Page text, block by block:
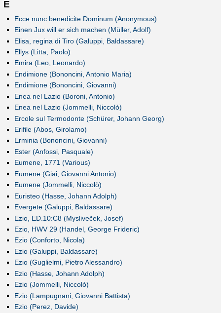
E
Ecce nunc benedicite Dominum (Anonymous)
Einen Jux will er sich machen (Müller, Adolf)
Elisa, regina di Tiro (Galuppi, Baldassare)
Ellys (Litta, Paolo)
Emira (Leo, Leonardo)
Endimione (Bononcini, Antonio Maria)
Endimione (Bononcini, Giovanni)
Enea nel Lazio (Boroni, Antonio)
Enea nel Lazio (Jommelli, Niccolò)
Ercole sul Termodonte (Schürer, Johann Georg)
Erifile (Abos, Girolamo)
Erminia (Bononcini, Giovanni)
Ester (Anfossi, Pasquale)
Eumene, 1771 (Various)
Eumene (Giai, Giovanni Antonio)
Eumene (Jommelli, Niccolò)
Euristeo (Hasse, Johann Adolph)
Evergete (Galuppi, Baldassare)
Ezio, ED.10:C8 (Mysliveček, Josef)
Ezio, HWV 29 (Handel, George Frideric)
Ezio (Conforto, Nicola)
Ezio (Galuppi, Baldassare)
Ezio (Guglielmi, Pietro Alessandro)
Ezio (Hasse, Johann Adolph)
Ezio (Jommelli, Niccolò)
Ezio (Lampugnani, Giovanni Battista)
Ezio (Perez, Davide)